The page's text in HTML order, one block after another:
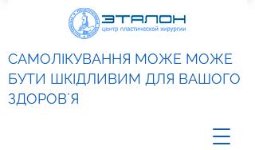
САМОЛІКУВАННЯ МОЖЕ МОЖЕ
БУТИ ШКІДЛИВИМ ДЛЯ ВАШОГО
ЗДОРОВʼЯ